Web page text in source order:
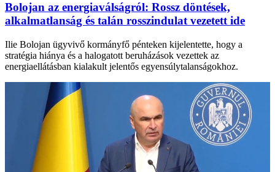
Bolojan az energiaválságról: Rossz döntések,
alkalmatlanság és talán rosszindulat vezetett ide
Ilie Bolojan ügyvivő kormányfő pénteken kijelentette, hogy a
stratégia hiánya és a halogatott beruházások vezettek az
energiaellátásban kialakult jelentős egyensúlytalanságokhoz.